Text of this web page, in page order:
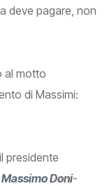
deve pagare, non
al motto
di Massimi:
presidente
Massimo Doni-